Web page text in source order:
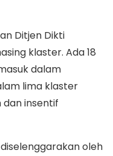
Ditjen Dikti
klaster. Ada 18
dalam
lima klaster
insentif
oleh